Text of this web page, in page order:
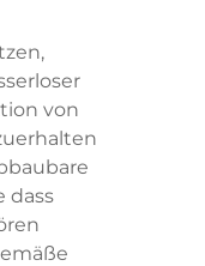
von
dass